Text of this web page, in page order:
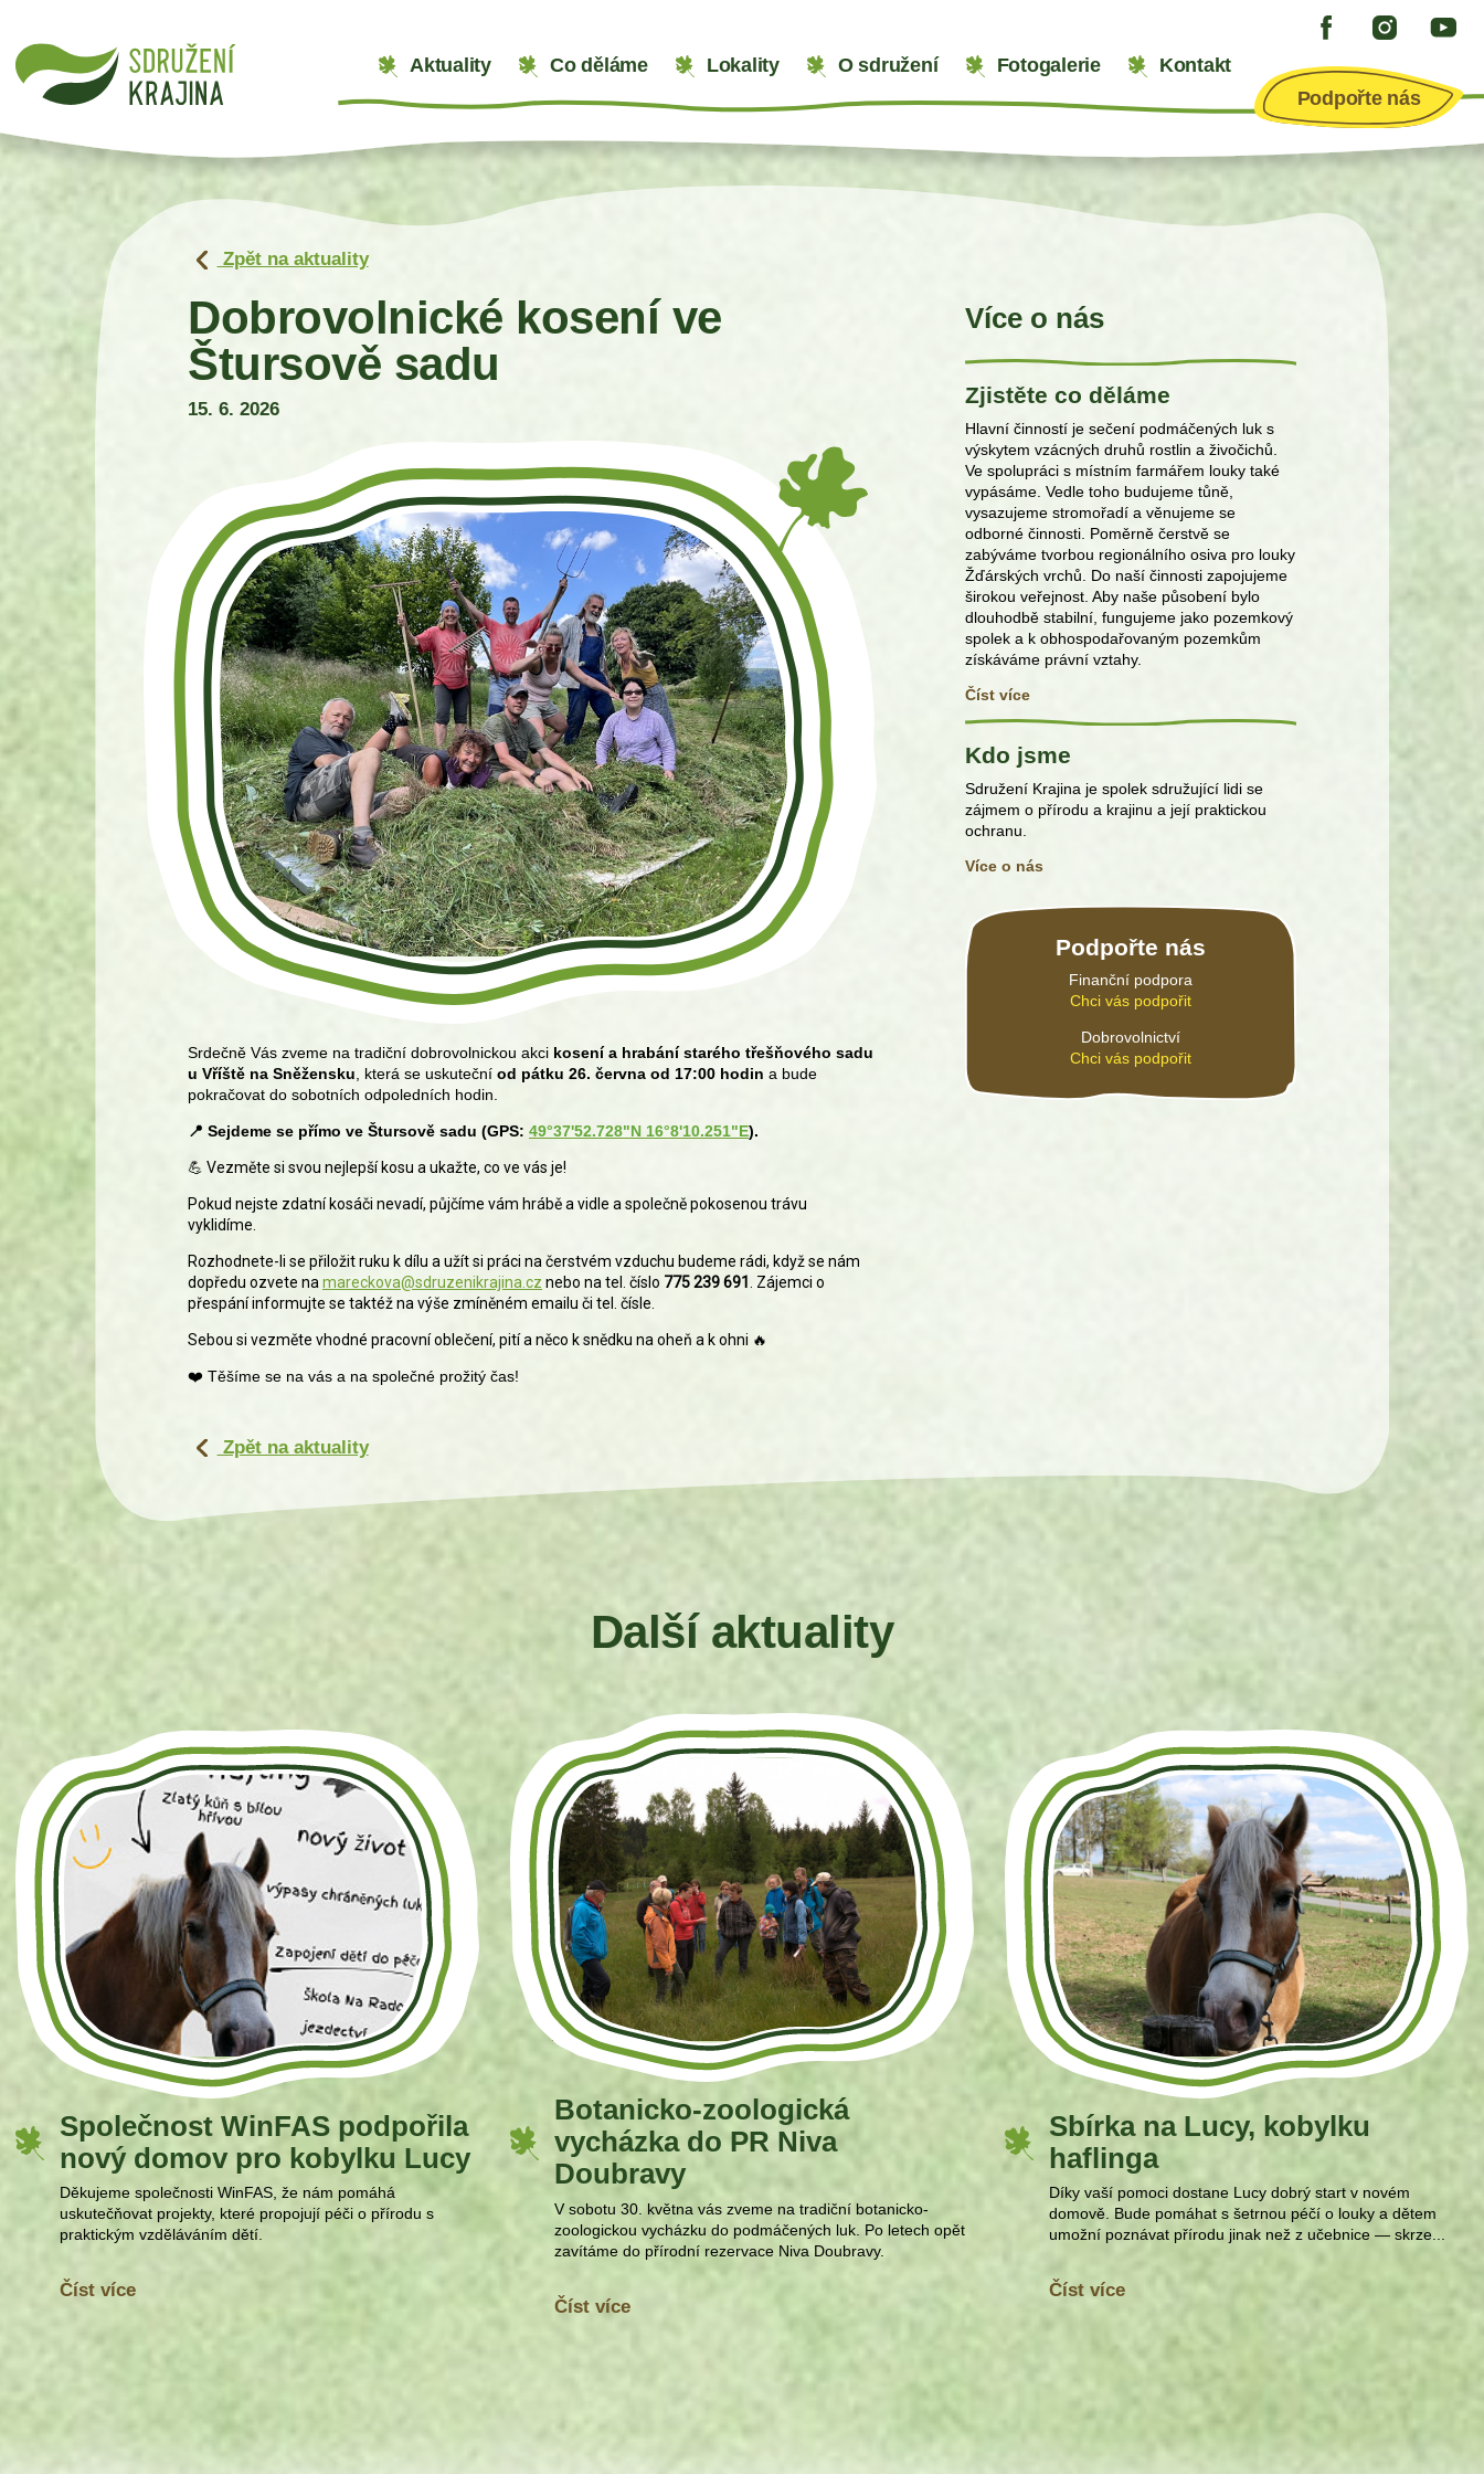
Aktuality Co děláme Lokality O sdružení Fotogalerie
Kontakt
Podpořte nás
Zpět na aktuality
Dobrovolnické kosení ve
Štursově sadu
15. 6. 2026
Srdečně Vás zveme na tradiční dobrovolnickou akci kosení a hrabání starého třešňového sadu
u Vříště na Sněžensku , která se uskuteční od pátku 26. června od 17:00 hodin a bude
pokračovat do sobotních odpoledních hodin.
📍 Sejdeme se přímo ve Štursově sadu (GPS: 49°37'52.728"N 16°8'10.251"E).
💪 Vezměte si svou nejlepší kosu a ukažte, co ve vás je!
Pokud nejste zdatní kosáči nevadí, půjčíme vám hrábě a vidle a společně pokosenou trávu
vyklidíme.
Rozhodnete-li se přiložit ruku k dílu a užít si práci na čerstvém vzduchu budeme rádi, když se nám
dopředu ozvete na mareckova@sdruzenikrajina.cz nebo na tel. číslo 775 239 691
. Zájemci o
přespání informujte se taktéž na výše zmíněném emailu či tel. čísle.
Sebou si vezměte vhodné pracovní oblečení, pití a něco k snědku na oheň a k ohni 🔥
❤️ Těšíme se na vás a na společné prožitý čas!
Zpět na aktuality
Více o nás
Zjistěte co děláme
Hlavní činností je sečení podmáčených luk s
výskytem vzácných druhů rostlin a živočichů.
Ve spolupráci s místním farmářem louky také
vypásáme. Vedle toho budujeme tůně,
vysazujeme stromořadí a věnujeme se
odborné činnosti. Poměrně čerstvě se
zabýváme tvorbou regionálního osiva pro louky
Žďárských vrchů. Do naší činnosti zapojujeme
širokou veřejnost. Aby naše působení bylo
dlouhodbě stabilní, fungujeme jako pozemkový
spolek a k obhospodařovaným pozemkům
získáváme právní vztahy.
Číst více
Kdo jsme
Sdružení Krajina je spolek sdružující lidi se
zájmem o přírodu a krajinu a její praktickou
ochranu.
Více o nás
Podpořte nás
Finanční podpora
Chci vás podpořit
Dobrovolnictví
Chci vás podpořit
Další aktuality
Společnost WinFAS podpořila
nový domov pro kobylku Lucy
Děkujeme společnosti WinFAS, že nám pomáhá
uskutečňovat projekty, které propojují péči o přírodu s
praktickým vzděláváním dětí.
Číst více
Botanicko-zoologická
vycházka do PR Niva
Doubravy
V sobotu 30. května vás zveme na tradiční botanicko-
zoologickou vycházku do podmáčených luk. Po letech opět
zavítáme do přírodní rezervace Niva Doubravy.
Číst více
Sbírka na Lucy, kobylku
haflinga
Díky vaší pomoci dostane Lucy dobrý start v novém
domově. Bude pomáhat s šetrnou péčí o louky a dětem
umožní poznávat přírodu jinak než z učebnice — skrze...
Číst více